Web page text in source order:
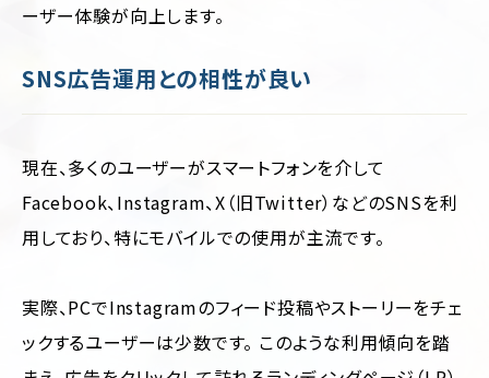
ーザー体験が向上します。
SNS広告運用との相性が良い
現在、多くのユーザーがスマートフォンを介して
Facebook、Instagram、X（旧Twitter）などのSNSを利
用しており、特にモバイルでの使用が主流です。
実際、PCでInstagramのフィード投稿やストーリーをチェ
ックするユーザーは少数です。 このような利用傾向を踏